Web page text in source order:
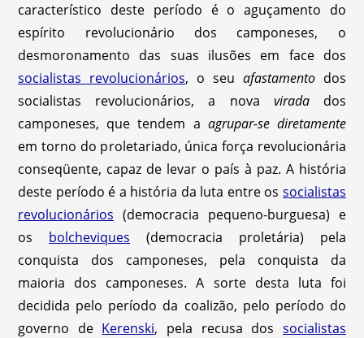
característico deste período é o aguçamento do
espírito revolucionário dos camponeses, o
desmoronamento das suas ilusões em face dos
socialistas revolucionários, o seu afastamento dos
socialistas revolucionários, a nova virada dos
camponeses, que tendem a agrupar-se diretamente
em torno do proletariado, única força revolucionária
conseqüente, capaz de levar o país à paz. A história
deste período é a história da luta entre os socialistas
revolucionários (democracia pequeno-burguesa) e
os bolcheviques (democracia proletária) pela
conquista dos camponeses, pela conquista da
maioria dos camponeses. A sorte desta luta foi
decidida pelo período da coalizão, pelo período do
governo de Kerenski, pela recusa dos socialistas